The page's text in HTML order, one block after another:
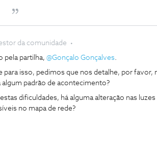
da comunidade
pela partilha, @Gonçalo Gonçalves.
para isso, pedimos que nos detalhe, por
padrão de acontecimento?
dificuldades, há alguma alteração nas
no mapa de rede?